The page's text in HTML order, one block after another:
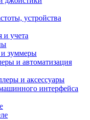
устройства
и учета
зуммеры
и автоматизация
и аксессуары
интерфейса